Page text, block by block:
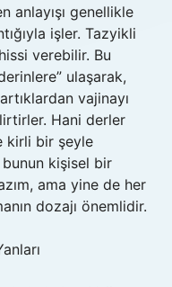
anlayışı genellikle
işler. Tazyikli
verebilir. Bu
ulaşarak,
vajinayı
Hani derler
kirli bir şeyle
bunun kişisel bir
ama yine de her
dozajı önemlidir.